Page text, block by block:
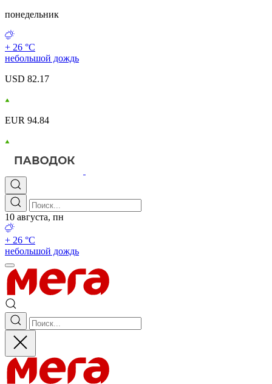
понедельник
+ 26 °С
небольшой дождь
USD 82.17
EUR 94.84
10 августа, пн
+ 26 °С
небольшой дождь